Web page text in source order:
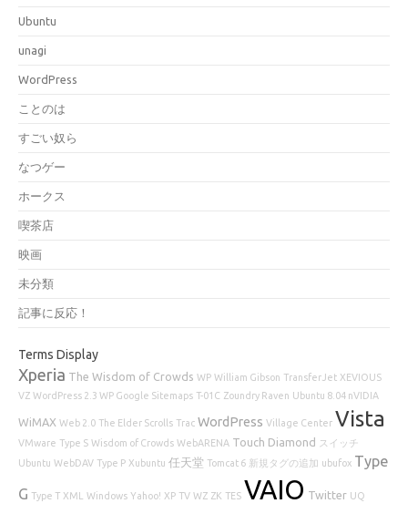
Ubuntu
unagi
WordPress
ことのは
すごい奴ら
なつゲー
ホークス
喫茶店
映画
未分類
記事に反応！
Terms Display
Xperia The Wisdom of Crowds WP William Gibson TransferJet XEVIOUS
VZ WordPress 2.3 WP Google Sitemaps T-01C Zoundry Raven Ubuntu 8.04 nVIDIA
WiMAX Web 2.0 The Elder Scrolls Trac WordPress Village Center Vista
VMware Type S Wisdom of Crowds WebARENA Touch Diamond スイッチ
Ubuntu WebDAV Type P Xubuntu 任天堂 Tomcat 6 新規タグの追加 ubufox Type
G Type T XML Windows Yahoo! XP TV WZ ZK TES VAIO Twitter UQ